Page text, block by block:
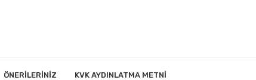
ÖNERILERINIZ KVK AYDINLATMA METNI